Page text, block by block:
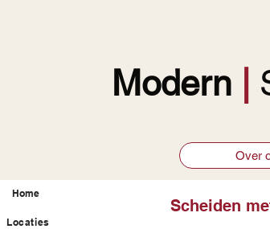
Modern
Over
Home
Locaties
Scheiden